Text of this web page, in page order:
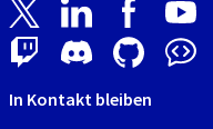
In Kontakt bleiben